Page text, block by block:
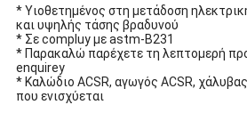
* Υιοθετημένος στη μετάδοση
και υψηλής τάσης βραδυνού
* Σε compluy με astm-B231
* Παρακαλώ παρέχετε τη λεπτομερή
enquirey
* Καλώδιο ACSR, αγωγός ACSR,
που ενισχύεται